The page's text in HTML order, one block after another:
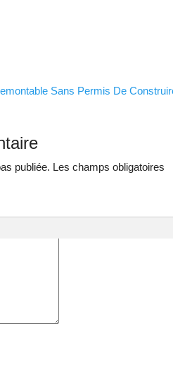
Sans Permis De
publiée. Les champs obligatoires